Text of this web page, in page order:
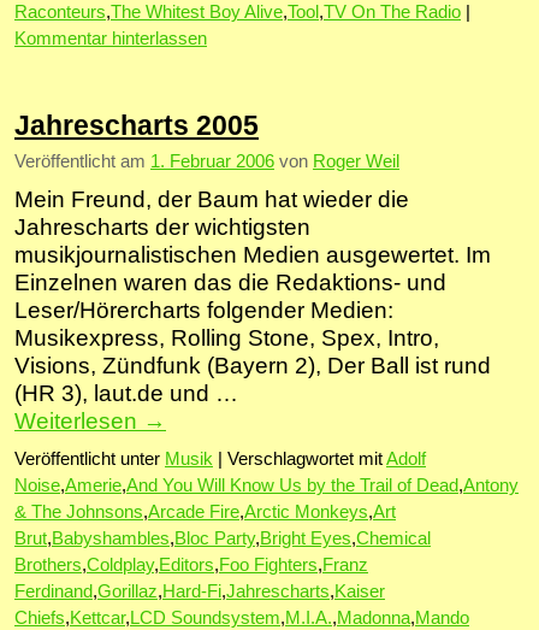
Raconteurs,The Whitest Boy Alive,Tool ,TV On The Radio
Kommentar hinterlassen
Jahrescharts 2005
Veröffentlicht am 1. Februar 2006 von Roger Weil
Mein Freund, der Baum hat wieder die
Jahrescharts der wichtigsten
musikjournalistischen Medien ausgewertet. Im
Einzelnen waren das die Redaktions- und
Leser/Hörercharts folgender Medien:
Musikexpress, Rolling Stone, Spex, Intro,
Visions, Zündfunk (Bayern 2), Der Ball ist rund
(HR 3), laut.de und …
Weiterlesen →
Veröffentlicht unter Musik Verschlagwortet mitAdolf
Noise,Amerie,And You Will Know Us by the Trail of Dead,Antony
& The Johnsons,Arcade Fire,Arctic Monkeys,Art
Brut,Babyshambles,Bloc Party,Bright Eyes,Chemical
Brothers,Coldplay,Editors,Foo Fighters,Franz
Ferdinand,Gorillaz,Hard-Fi,Jahrescharts,Kaiser
Chiefs,Kettcar,LCD Soundsystem,M.I.A.,Madonna,Mando